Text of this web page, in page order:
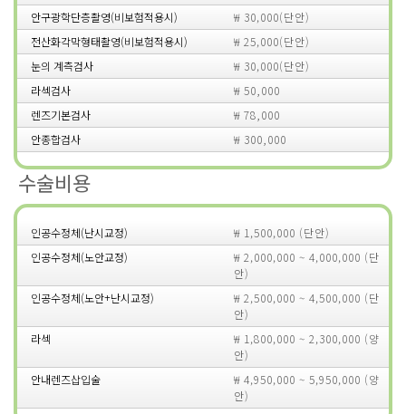
안구광학단층촬영(비보험적용시)
₩ 30,000(단안)
전산화각막형태촬영(비보험적용시)
₩ 25,000(단안)
눈의 계측검사
₩ 30,000(단안)
라섹검사
₩ 50,000
렌즈기본검사
₩ 78,000
안종합검사
₩ 300,000
수술비용
인공수정체(난시교정)
₩ 1,500,000 (단안)
인공수정체(노안교정)
₩ 2,000,000 ~ 4,000,000 (단
안)
인공수정체(노안+난시교정)
₩ 2,500,000 ~ 4,500,000 (단
안)
라섹
₩ 1,800,000 ~ 2,300,000 (양
안)
안내렌즈삽입술
₩ 4,950,000 ~ 5,950,000 (양
안)